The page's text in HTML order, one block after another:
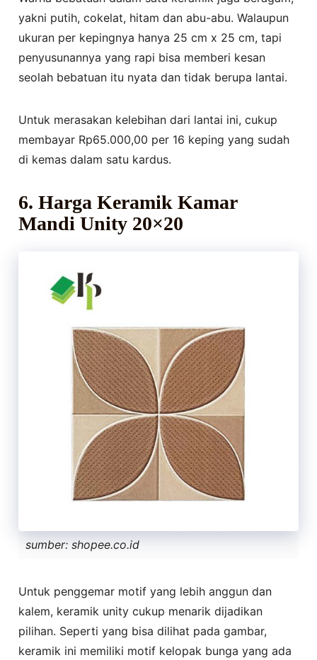
yakni putih, cokelat, hitam dan abu-abu. Walaupun
ukuran per kepingnya hanya 25 cm x 25 cm, tapi
penyusunannya yang rapi bisa memberi kesan
seolah bebatuan itu nyata dan tidak berupa lantai.
Untuk merasakan kelebihan dari lantai ini, cukup
membayar Rp65.000,00 per 16 keping yang sudah
di kemas dalam satu kardus.
6. Harga Keramik Kamar
Mandi Unity 20×20
sumber: shopee.co.id
Untuk penggemar motif yang lebih anggun dan
kalem, keramik unity cukup menarik dijadikan
pilihan. Seperti yang bisa dilihat pada gambar,
keramik ini memiliki motif kelopak bunga yang ada